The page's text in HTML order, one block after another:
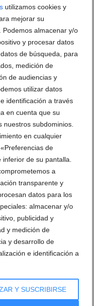
utilizamos cookies y
mejorar su
almacenar y/o
y procesar datos
de búsqueda, para
medición de
de audiencias y
utilizar datos
identificación a través
en cuenta que su
subdominios.
en cualquier
de
de su pantalla.
a
transparente y
datos para los
almacenar y/o
publicidad y
y medición de
y desarrollo de
e identificación a
Y SUSCRIBIRSE
abre este viernes
culturales